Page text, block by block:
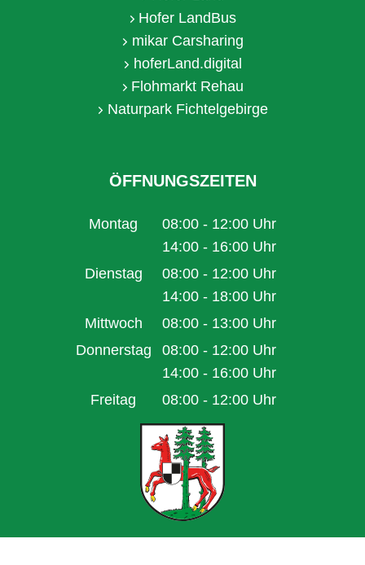
Hofer LandBus
mikar Carsharing
hoferLand.digital
Flohmarkt Rehau
Naturpark Fichtelgebirge
ÖFFNUNGSZEITEN
Montag 08:00 - 12:00 Uhr
Von 08:00 bis 12:00 Uhr
14:00 - 16:00 Uhr
Von 14:00 bis 16:00 Uhr
Dienstag 08:00 - 12:00 Uhr
Von 08:00 bis 12:00 Uhr
14:00 - 18:00 Uhr
Von 14:00 bis 18:00 Uhr
Mittwoch 08:00 - 13:00 Uhr
Von 08:00 bis 13:00 Uhr
Donnerstag 08:00 - 12:00 Uhr
Von 08:00 bis 12:00 Uhr
14:00 - 16:00 Uhr
Von 14:00 bis 16:00 Uhr
Freitag 08:00 - 12:00 Uhr
Von 08:00 bis 12:00 Uhr